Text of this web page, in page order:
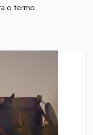
o termo